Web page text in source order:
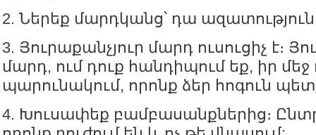
2. Ներեք մարդկանց՝ դա
3. Յուրաքանչյուր մարդ ուսուցիչ է։
մարդ, ում դուք հանդիպում եք, իր մեջ
պարունակում, որոնք ձեր հոգուն
4. Խուսափեք բամբասանքներից։